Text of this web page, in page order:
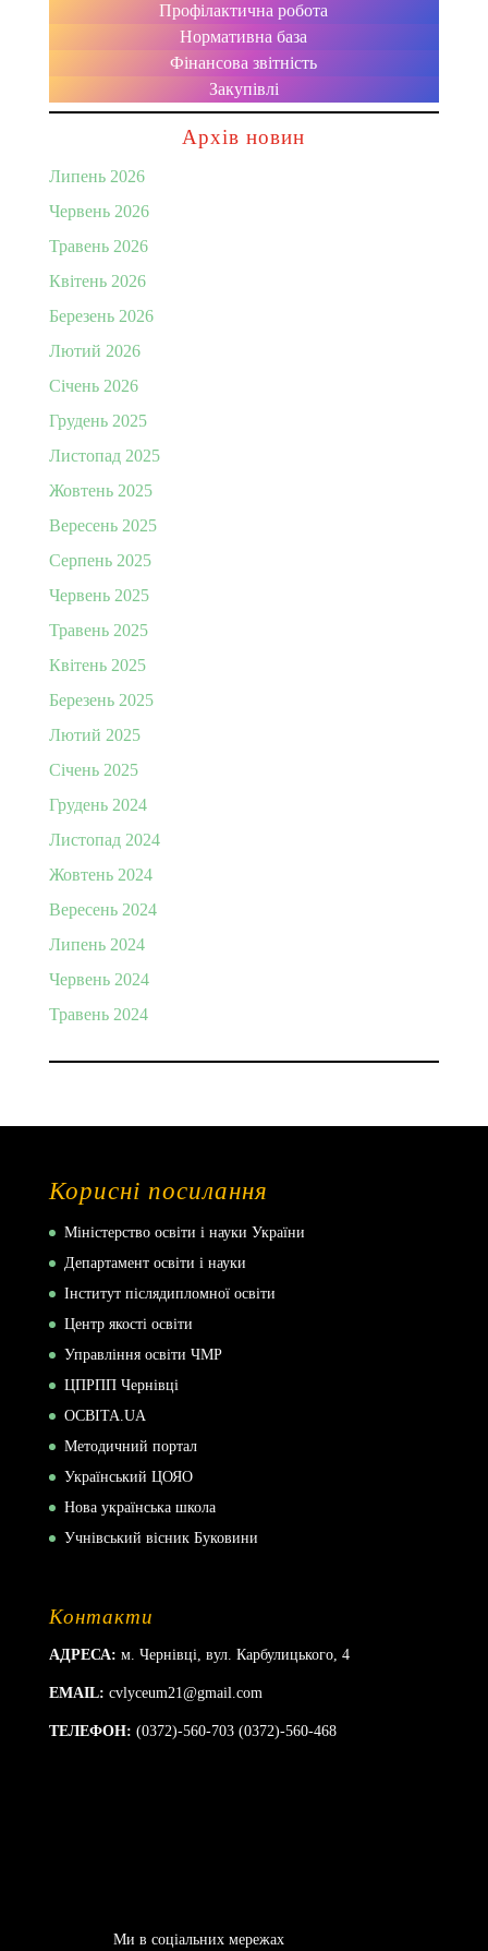
Профілактична робота
Нормативна база
Фінансова звітність
Закупівлі
Архів новин
Липень 2026
Червень 2026
Травень 2026
Квітень 2026
Березень 2026
Лютий 2026
Січень 2026
Грудень 2025
Листопад 2025
Жовтень 2025
Вересень 2025
Серпень 2025
Червень 2025
Травень 2025
Квітень 2025
Березень 2025
Лютий 2025
Січень 2025
Грудень 2024
Листопад 2024
Жовтень 2024
Вересень 2024
Липень 2024
Червень 2024
Травень 2024
Корисні посилання
Міністерство освіти і науки України
Департамент освіти і науки
Інститут післядипломної освіти
Центр якості освіти
Управління освіти ЧМР
ЦПРПП Чернівці
ОСВІТА.UA
Методичний портал
Український ЦОЯО
Нова українська школа
Учнівський вісник Буковини
Контакти
АДРЕСА: м. Чернівці, вул. Карбулицького, 4
EMAIL: cvlyceum21@gmail.com
ТЕЛЕФОН: (0372)-560-703 (0372)-560-468
Ми в соціальних мережах